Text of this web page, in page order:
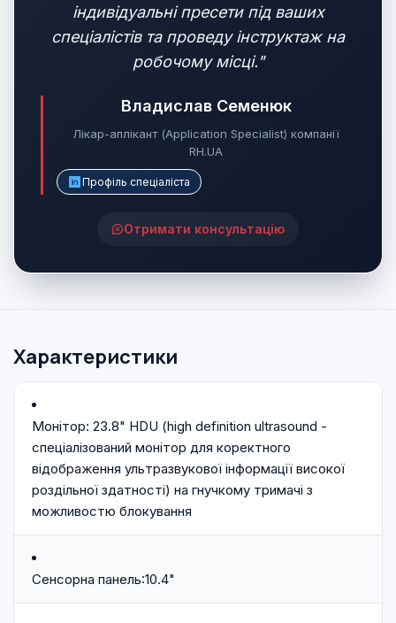
індивідуальні пресети під ваших
спеціалістів та проведу інструктаж на
робочому місці."
Владислав Семенюк
Лікар-аплікант (Application Specialist) компанії
RH.UA
Профіль спеціаліста
Отримати консультацію
Характеристики
Монітор: 23.8" HDU (high definition ultrasound -
спеціалізований монітор для коректного
відображення ультразвукової інформації високої
роздільної здатності) на гнучкому тримачі з
можливостю блокування
Сенсорна панель:10.4"